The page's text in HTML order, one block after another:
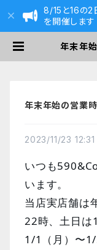
8/15と16の2
を開催します
年末年
年末年始の営業
2023/11/23 12:31
いつも
います。
当店実店舗は
22時、土日は
1/1（月）〜